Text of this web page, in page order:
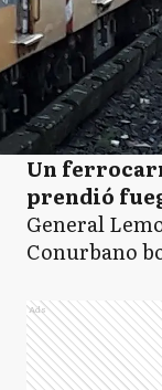
Un
prendió
General
Conurbano
Ads